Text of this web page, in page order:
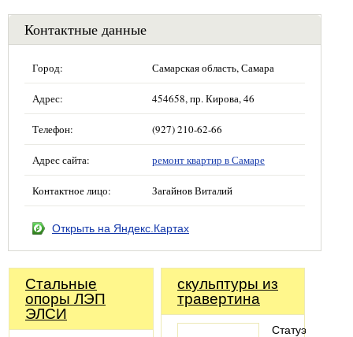
Контактные данные
Город: Самарская область, Самара
Адрес: 454658, пр. Кирова, 46
Телефон: (927) 210-62-66
Адрес сайта: ремонт квартир в Самаре
Контактное лицо: Загайнов Виталий
Открыть на Яндекс.Картах
Стальные
опоры ЛЭП
ЭЛСИ
скульптуры из
травертина
Статуэтка